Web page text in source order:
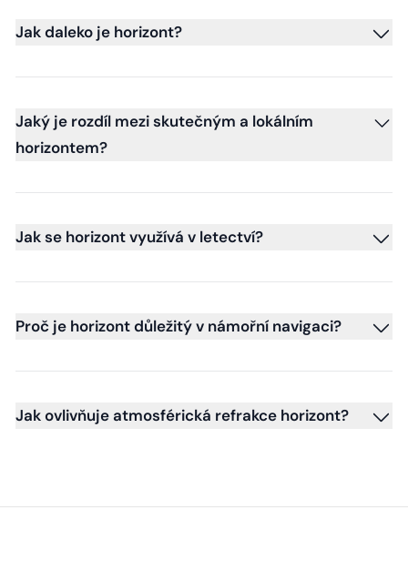
Jak daleko je horizont?
Jaký je rozdíl mezi skutečným a lokálním
horizontem?
Jak se horizont využívá v letectví?
Proč je horizont důležitý v námořní navigaci?
Jak ovlivňuje atmosférická refrakce horizont?